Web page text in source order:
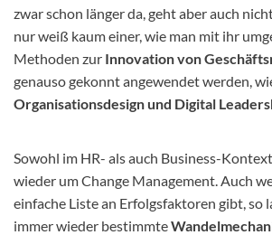
zwar schon länger da, geht aber auch
nur weiß kaum einer, wie man mit ihr
Methoden zur Innovation von
genauso gekonnt angewendet werden,
Organisationsdesign und Digital
Sowohl im HR- als auch Business-
wieder um Change Management. Auch
einfache Liste an Erfolgsfaktoren gibt, so
immer wieder bestimmte